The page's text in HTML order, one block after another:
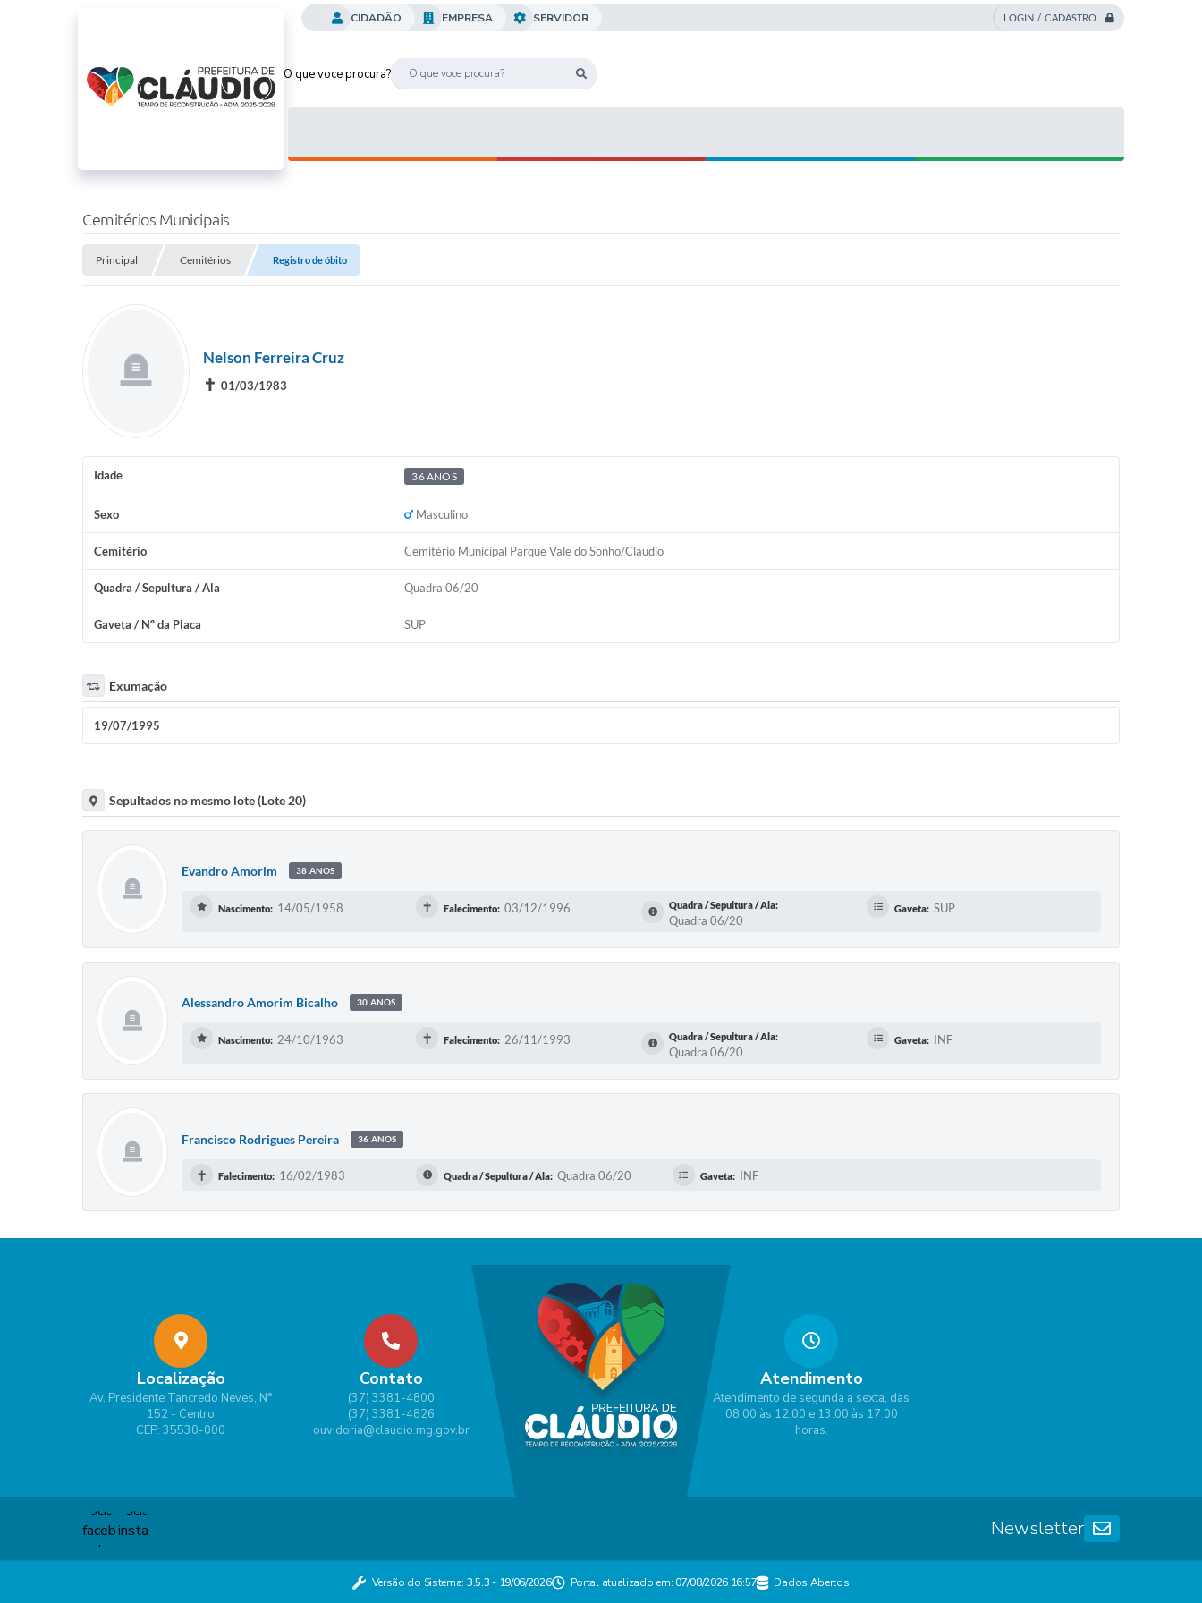
LOGIN / CADASTRO
O que voce procura?
CIDADÃO EMPRESA SERVIDOR
Cemitérios Municipais
Principal Cemitérios Registro de óbito
Nelson Ferreira Cruz
✝ 01/03/1983
Idade 36 ANOS
Sexo Masculino
Cemitério Cemitério Municipal Parque Vale do Sonho/Cláudio
Quadra / Sepultura / Ala Quadra 06/20
Gaveta / Nº da Placa SUP
Exumação
19/07/1995
Sepultados no mesmo lote (Lote 20)
Evandro Amorim 38 ANOS
Nascimento: 14/05/1958 ✝ Falecimento: 03/12/1996 Quadra / Sepultura / Ala:
Quadra 06/20
Gaveta: SUP
Alessandro Amorim Bicalho 30 ANOS
Nascimento: 24/10/1963 ✝ Falecimento: 26/11/1993 Quadra / Sepultura / Ala:
Quadra 06/20
Gaveta: INF
Francisco Rodrigues Pereira 36 ANOS
✝ Falecimento: 16/02/1983 Quadra / Sepultura / Ala: Quadra 06/20 Gaveta: INF
Localização
Av. Presidente Tancredo Neves, N°
152 - Centro
CEP: 35530-000
Contato
(37) 3381-4800
(37) 3381-4826
ouvidoria@claudio.mg.gov.br
Atendimento
Atendimento de segunda a sexta, das
08:00 às 12:00 e 13:00 às 17:00
horas.
Newsletter
Versão do Sistema: 3.5.3 - 19/06/2026 Portal atualizado em:07/08/2026 16:57 Dados Abertos